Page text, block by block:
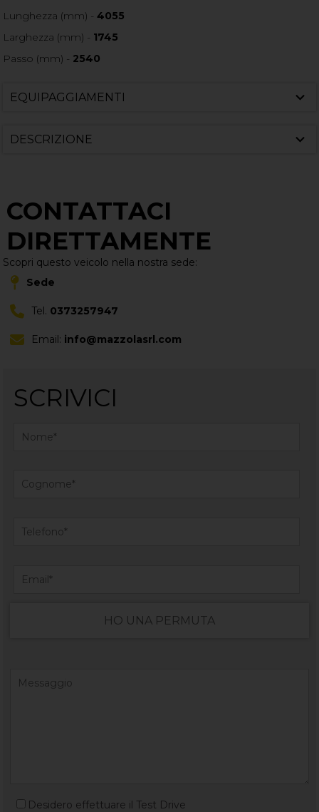
Lunghezza (mm) -4055
Larghezza (mm) - 1745
Passo (mm) - 2540
EQUIPAGGIAMENTI
DESCRIZIONE
CONTATTACI
DIRETTAMENTE
Scopri questo veicolo nella nostra sede:
Sede
Tel. 0373257947
Email: info@mazzolasrl.com
SCRIVICI
HO UNA PERMUTA
Desidero effettuare il Test Drive